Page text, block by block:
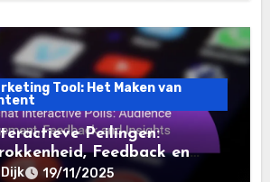
Tool: Het Maken van
Peilingen:
Feedback en
19/11/2025